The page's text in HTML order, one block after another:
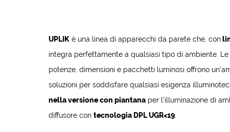
UPLIKè una linea di apparecchi da parete che, con
integra perfettamente a qualsiasi tipo di ambiente. Le
potenze, dimensioni e pacchetti luminosi offrono
soluzioni per soddisfare qualsiasi esigenza
nella versione con piantanaper l’illuminazione di
diffusore con tecnologia DPL UGR<19.